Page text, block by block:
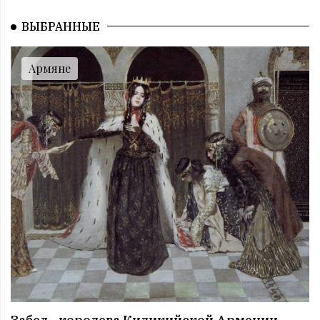
Именниники. 11 июль
10:00 | 11.07 |
1002|АРМЯНЕ
Армянский день в истории. 11 июль
09:00 | 11.07 | 1060|ПРАЗДНИКИ
Все праздники. 11 июль
08:00 | 11.07 |
986| ГОРОСКОПЫ
Четверг. 11 июль
12:00 | 10.07 | 1024| СОБЫТИЯ
Этот день в истории. 10 июль
11:00 | 10.07 |
1010| ЗНАМЕНИТОСТИ
Именниники. 10 июль
10:00 | 10.07 | 989|АРМЯНЕ
Армянский день в истории. 10 июль
09:00 | 10.07 |
991| ПРАЗДНИКИ
Все праздники. 10 июль
ВЫБРАННЫЕ
Армяне